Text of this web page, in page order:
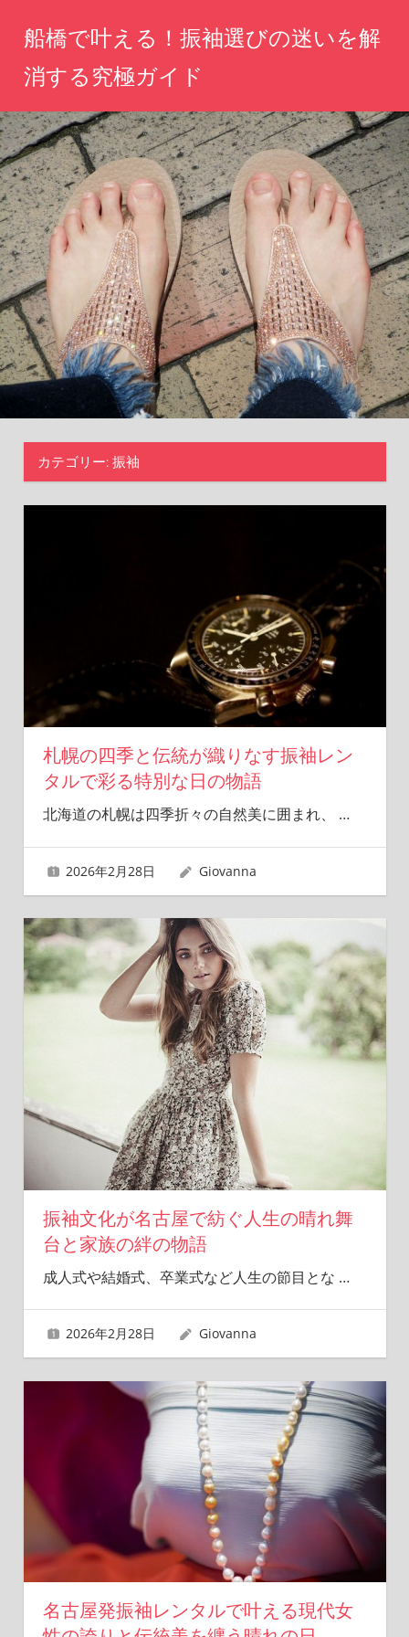
ツ
へ
ス
キ
ッ
プ
船橋で叶える！振袖選びの迷いを解
消する究極ガイド
別
な
瞬
間
を
彩
る、
あ
な
た
だ
け
の
振
袖
を
見
け
る
カテゴリー: 振袖
札幌の四季と伝統が織りなす振袖レン
タルで彩る特別な日の物語
北海道の札幌は四季折々の自然美に囲まれ、 …
2026年2月28日 Giovanna
振袖文化が名古屋で紡ぐ人生の晴れ舞
台と家族の絆の物語
成人式や結婚式、卒業式など人生の節目とな …
2026年2月28日 Giovanna
名古屋発振袖レンタルで叶える現代女